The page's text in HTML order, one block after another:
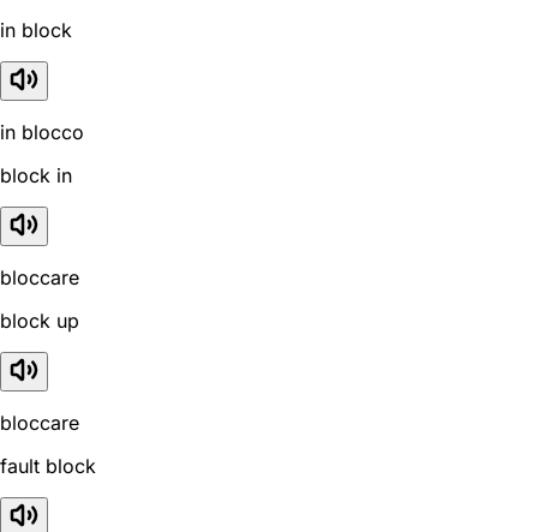
in block
in blocco
block in
bloccare
block up
bloccare
fault block